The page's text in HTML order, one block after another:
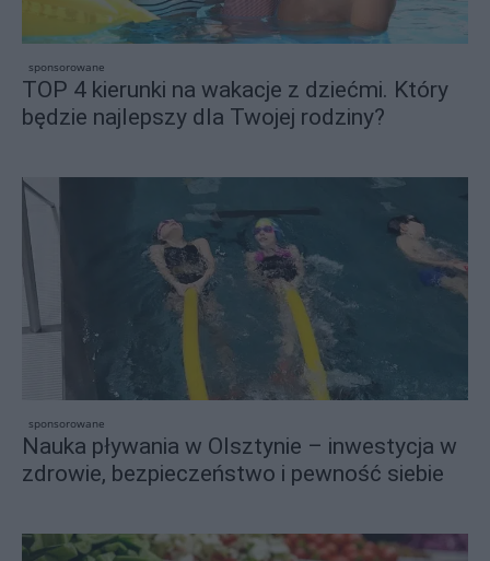
sponsorowane
TOP 4 kierunki na wakacje z dziećmi. Który
będzie najlepszy dla Twojej rodziny?
sponsorowane
Nauka pływania w Olsztynie – inwestycja w
zdrowie, bezpieczeństwo i pewność siebie